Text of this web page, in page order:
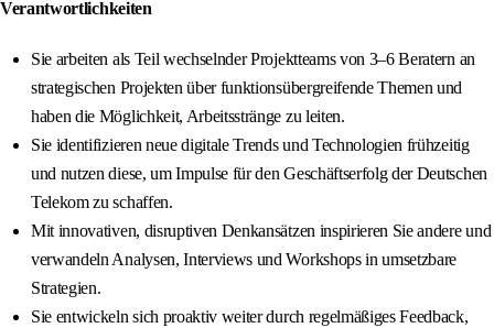
Verantwortlichkeiten
Sie arbeiten als Teil wechselnder Projektteams von 3–6 Beratern an
strategischen Projekten über funktionsübergreifende Themen und
haben die Möglichkeit, Arbeitsstränge zu leiten.
Sie identifizieren neue digitale Trends und Technologien frühzeitig
und nutzen diese, um Impulse für den Geschäftserfolg der Deutschen
Telekom zu schaffen.
Mit innovativen, disruptiven Denkansätzen inspirieren Sie andere und
verwandeln Analysen, Interviews und Workshops in umsetzbare
Strategien.
Sie entwickeln sich proaktiv weiter durch regelmäßiges Feedback,